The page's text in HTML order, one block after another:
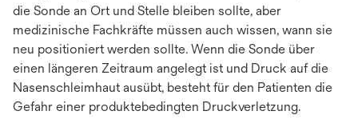
die Sonde an Ort und Stelle bleiben sollte, aber
medizinische Fachkräfte müssen auch wissen, wann sie
neu positioniert werden sollte. Wenn die Sonde über
einen längeren Zeitraum angelegt ist und Druck auf die
Nasenschleimhaut ausübt, besteht für den Patienten die
Gefahr einer produktebedingten Druckverletzung.